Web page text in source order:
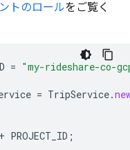
トのロールをご覧く
= "my-rideshare-co-
= TripService.
+ PROJECT_ID ;